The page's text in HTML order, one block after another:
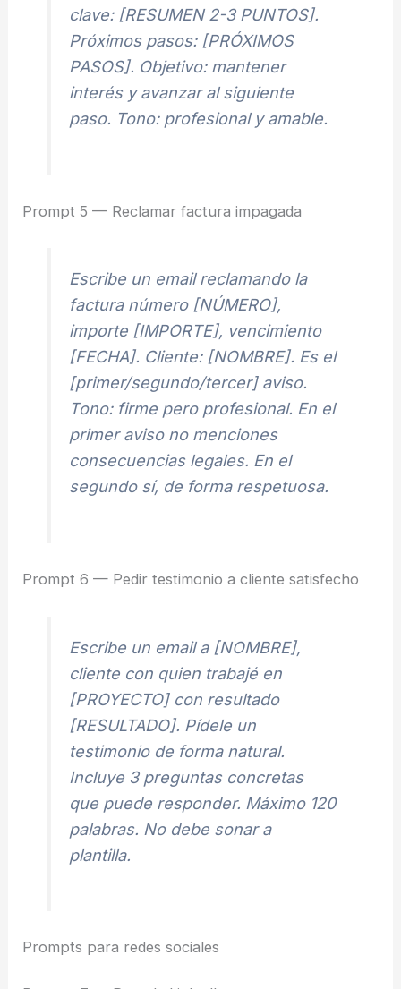
clave: [RESUMEN 2-3 PUNTOS].
Próximos pasos: [PRÓXIMOS
PASOS]. Objetivo: mantener
interés y avanzar al siguiente
paso. Tono: profesional y amable.
Prompt 5 — Reclamar factura impagada
Escribe un email reclamando la
factura número [NÚMERO],
importe [IMPORTE], vencimiento
[FECHA]. Cliente: [NOMBRE]. Es el
[primer/segundo/tercer] aviso.
Tono: firme pero profesional. En el
primer aviso no menciones
consecuencias legales. En el
segundo sí, de forma respetuosa.
Prompt 6 — Pedir testimonio a cliente satisfecho
Escribe un email a [NOMBRE],
cliente con quien trabajé en
[PROYECTO] con resultado
[RESULTADO]. Pídele un
testimonio de forma natural.
Incluye 3 preguntas concretas
que puede responder. Máximo 120
palabras. No debe sonar a
plantilla.
Prompts para redes sociales